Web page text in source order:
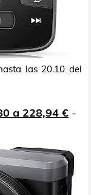
las 20.10 del
a 228,94 € -